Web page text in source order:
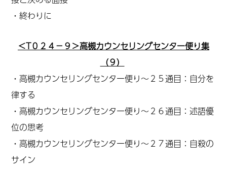
・終わりに
＜T０２４－９＞高槻カウンセリングセンター便り集
（９）
・高槻カウンセリングセンター便り～２５通目：自分を
律する
・高槻カウンセリングセンター便り～２６通目：述語優
位の思考
・高槻カウンセリングセンター便り～２７通目：自殺の
サイン